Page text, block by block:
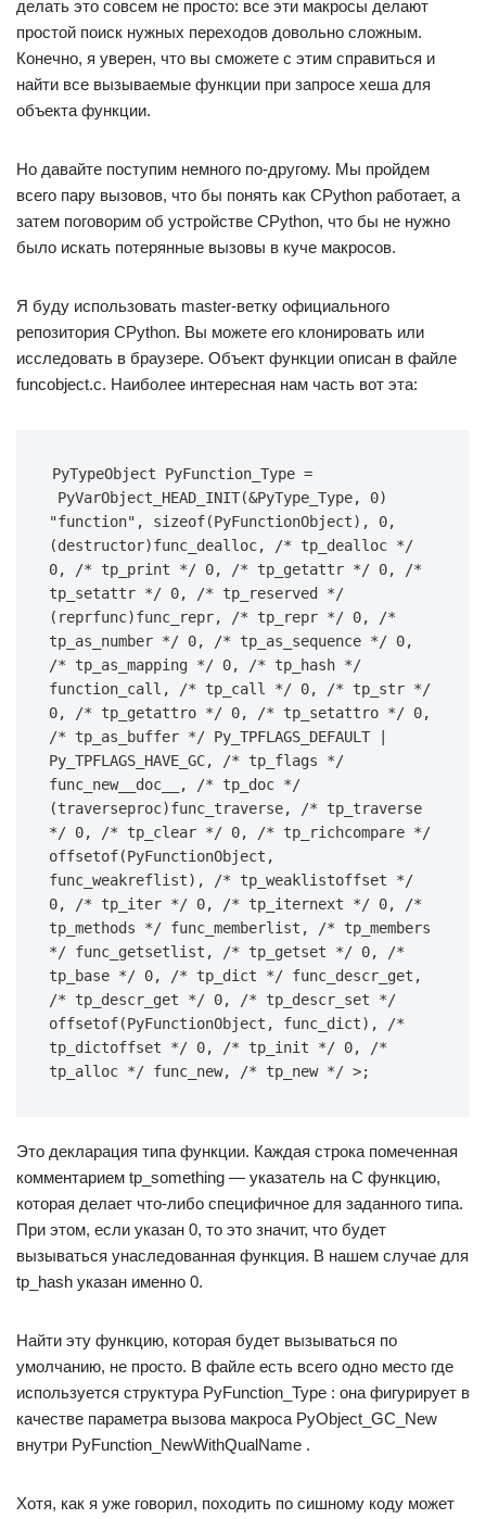
делать это совсем не просто: все эти макросы делают
простой поиск нужных переходов довольно сложным.
Конечно, я уверен, что вы сможете с этим справиться и
найти все вызываемые функции при запросе хеша для
объекта функции.
Но давайте поступим немного по-другому. Мы пройдем
всего пару вызовов, что бы понять как CPython работает, а
затем поговорим об устройстве CPython, что бы не нужно
было искать потерянные вызовы в куче макросов.
Я буду использовать master-ветку официального
репозитория CPython. Вы можете его клонировать или
исследовать в браузере. Объект функции описан в файле
funcobject.c. Наиболее интересная нам часть вот эта:
PyTypeObject PyFunction_Type =
PyVarObject_HEAD_INIT(&PyType_Type, 0)
"function" , sizeof(PyFunctionObject), 0,
(destructor)func_dealloc,
/* tp_dealloc */
0, /* tp_print */ 0, /* tp_getattr */ 0,
/*
tp_setattr */ 0,
/* tp_reserved */
( reprfunc)func_repr, /* tp_repr */ 0,
/*
tp_as_number */ 0, /* tp_as_sequence */ 0,
/* tp_as_mapping */ 0,
/* tp_hash */
function_call , /* tp_call */ 0,
/* tp_str */
0, /* tp_getattro */ 0, /* tp_setattro */ 0,
/* tp_as_buffer */ Py_TPFLAGS_DEFAULT
Py_TPFLAGS_HAVE_GC,
/* tp_flags */
func_new__doc__
,
/* tp_doc */
(traverseproc)func_traverse,
/* tp_traverse
*/ 0, /* tp_clear */ 0,
/* tp_richcompare */
offsetof(PyFunctionObject ,
func_weakreflist),
/* tp_weaklistoffset */
0, /* tp_iter */ 0, /* tp_iternext */ 0,
/*
tp_methods */ func_memberlist ,
/* tp_members
*/ func_getsetlist , /* tp_getset */ 0,
/*
tp_base */ 0, /* tp_dict */ func_descr_get ,
/* tp_descr_get */ 0,
/* tp_descr_set */
offsetof(PyFunctionObject , func_dict),
/*
tp_dictoffset */ 0, /* tp_init */ 0,
/*
tp_alloc */ func_new, /* tp_new */ >;
Это декларация типа функции. Каждая строка помеченная
комментарием tp_something — указатель на C функцию,
которая делает что-либо специфичное для заданного типа.
При этом, если указан 0, то это значит, что будет
вызываться унаследованная функция. В нашем случае для
tp_hash указан именно 0.
Найти эту функцию, которая будет вызываться по
умолчанию, не просто. В файле есть всего одно место где
используется структура PyFunction_Type : она фигурирует в
качестве параметра вызова макроса PyObject_GC_New
внутри PyFunction_NewWithQualName .
Хотя, как я уже говорил, походить по сишному коду может